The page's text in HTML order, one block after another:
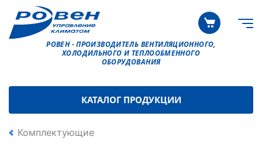
РОВЕН - ПРОИЗВОДИТЕЛЬ ВЕНТИЛЯЦИОННОГО,
ХОЛОДИЛЬНОГО И ТЕПЛООБМЕННОГО
ОБОРУДОВАНИЯ
КАТАЛОГ ПРОДУКЦИИ
Комплектующие